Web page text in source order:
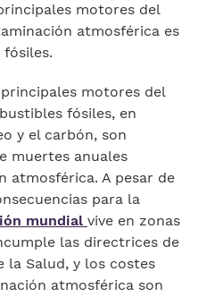
motores del
atmosférica es
motores del
fósiles, en
y el carbón, son
muertes anuales
atmosférica. A pesar de
para la
mundial vive en zonas
las directrices de
la Salud, y los costes
atmosférica son